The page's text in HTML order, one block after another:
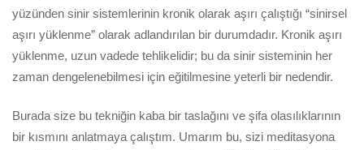
yüzünden sinir sistemlerinin kronik olarak aşırı çalıştığı “sinirsel
aşırı yüklenme” olarak adlandırılan bir durumdadır. Kronik aşırı
yüklenme, uzun vadede tehlikelidir; bu da sinir sisteminin her
zaman dengelenebilmesi için eğitilmesine yeterli bir nedendir.
Burada size bu tekniğin kaba bir taslağını ve şifa olasılıklarının
bir kısmını anlatmaya çalıştım. Umarım bu, sizi meditasyona